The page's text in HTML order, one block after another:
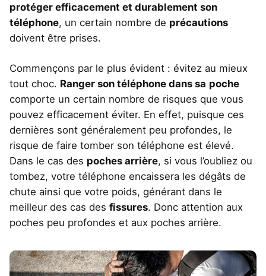
protéger efficacement et durablement son
téléphone, un certain nombre de précautions
doivent être prises.
Commençons par le plus évident : évitez au mieux
tout choc. Ranger son téléphone dans sa poche
comporte un certain nombre de risques que vous
pouvez efficacement éviter. En effet, puisque ces
dernières sont généralement peu profondes, le
risque de faire tomber son téléphone est élevé.
Dans le cas des poches arrière, si vous l’oubliez ou
tombez, votre téléphone encaissera les dégâts de
chute ainsi que votre poids, générant dans le
meilleur des cas des fissures. Donc attention aux
poches peu profondes et aux poches arrière.